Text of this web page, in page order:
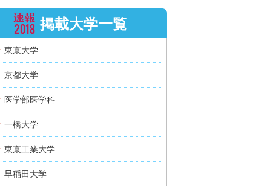
掲載大学一覧
東京大学
京都大学
医学部医学科
一橋大学
東京工業大学
早稲田大学